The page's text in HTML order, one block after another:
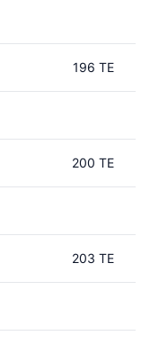
196 TE
200 TE
203 TE